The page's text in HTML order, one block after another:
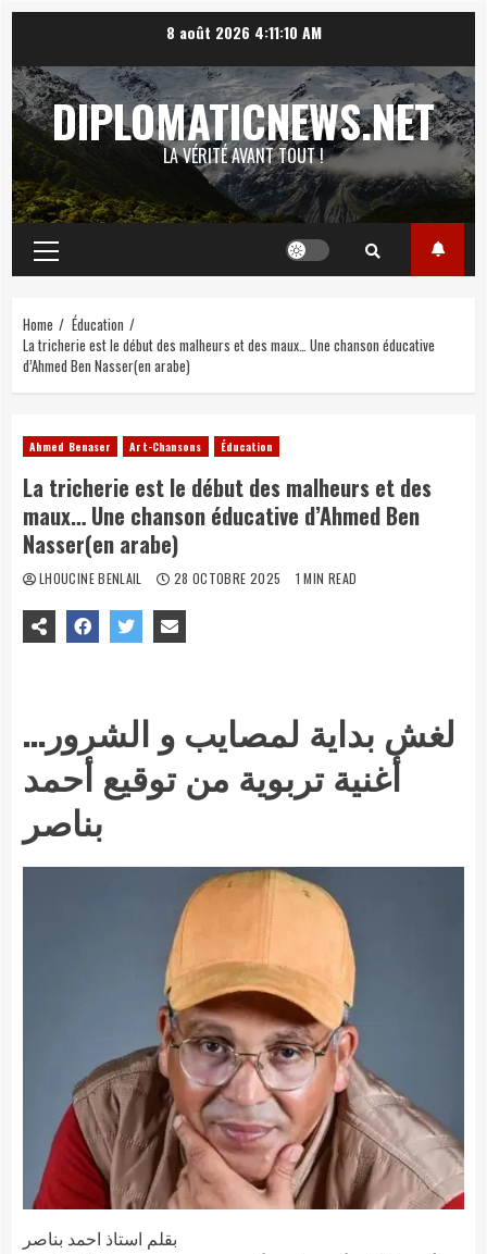
content
8 août 2026 4:11:11 AM
DIPLOMATICNEWS.NET
LA VÉRITÉ AVANT TOUT !
Primary
Menu
Home
Éducation
La tricherie est le début des malheurs et des maux… Une chanson éducative
d’Ahmed Ben Nasser(en arabe)
Ahmed Benaser Art-Chansons Éducation
La tricherie est le début des malheurs et des
maux… Une chanson éducative d’Ahmed Ben
Nasser(en arabe)
LHOUCINE BENLAIL 28 OCTOBRE 2025 1 MIN READ
لغش بداية لمصايب و الشرور…
أغنية تربوية من توقيع أحمد
بناصر
بقلم استاذ احمد بناصر